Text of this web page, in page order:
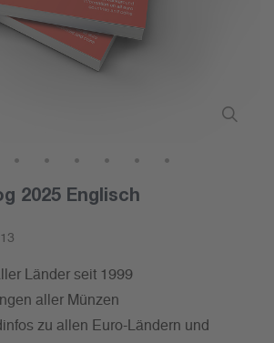
2025 Englisch
Länder seit 1999
aller Münzen
zu allen Euro-Ländern und